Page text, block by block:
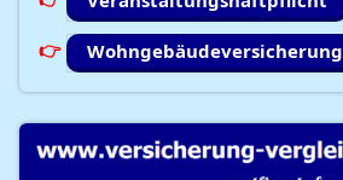
Wohngebäudeversicherung